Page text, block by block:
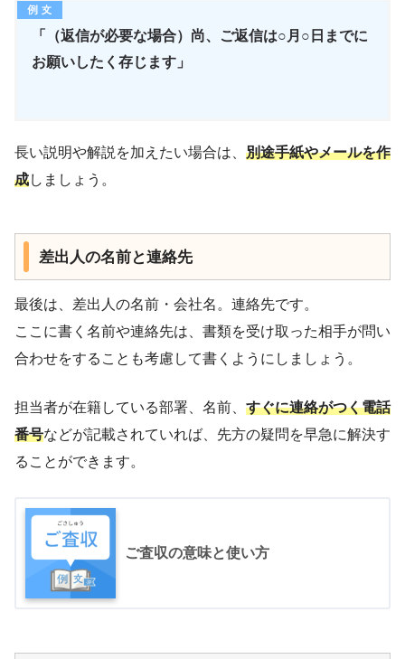
「（返信が必要な場合）尚、ご返信は○月○日までに
お願いしたく存じます」
長い説明や解説を加えたい場合は、 別途手紙やメールを作
成しましょう。
差出人の名前と連絡先
最後は、差出人の名前・会社名。連絡先です。
ここに書く名前や連絡先は、書類を受け取った相手が問い
合わせをすることも考慮して書くようにしましょう。
担当者が在籍している部署、名前、 すぐに連絡がつく電話
番号などが記載されていれば、先方の疑問を早急に解決す
ることができます。
ご査収の意味と使い方